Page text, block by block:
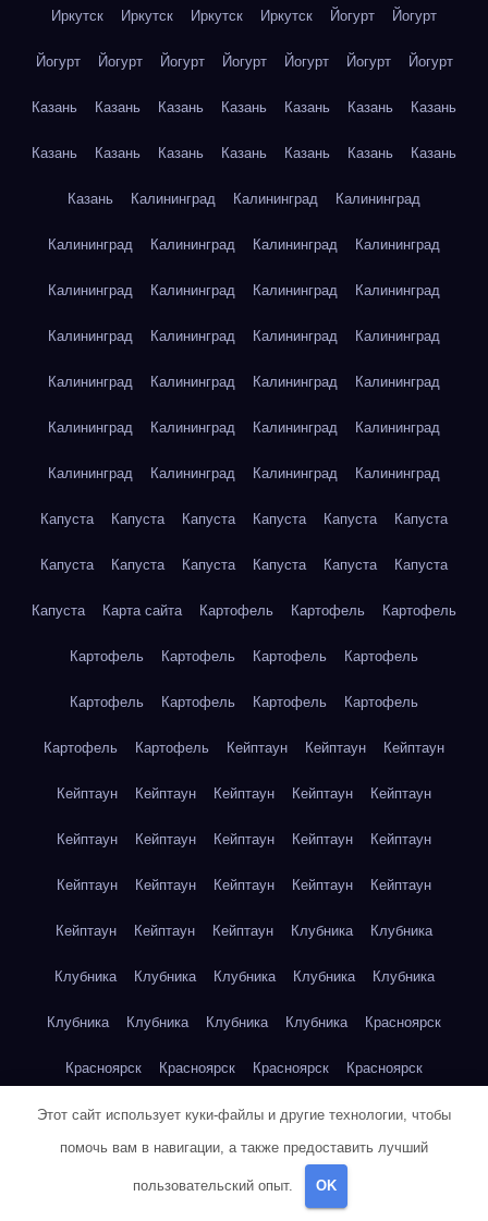
Иркутск Иркутск Иркутск Иркутск Йогурт Йогурт
Йогурт Йогурт Йогурт Йогурт Йогурт Йогурт Йогурт
Казань Казань Казань Казань Казань Казань Казань
Казань Казань Казань Казань Казань Казань Казань
Казань Калининград Калининград Калининград
Калининград Калининград Калининград Калининград
Калининград Калининград Калининград Калининград
Калининград Калининград Калининград Калининград
Калининград Калининград Калининград Калининград
Калининград Калининград Калининград Калининград
Калининград Калининград Калининград Калининград
Капуста Капуста Капуста Капуста Капуста Капуста
Капуста Капуста Капуста Капуста Капуста Капуста
Капуста Карта сайта Картофель Картофель Картофель
Картофель Картофель Картофель Картофель
Картофель Картофель Картофель Картофель
Картофель Картофель Кейптаун Кейптаун Кейптаун
Кейптаун Кейптаун Кейптаун Кейптаун Кейптаун
Кейптаун Кейптаун Кейптаун Кейптаун Кейптаун
Кейптаун Кейптаун Кейптаун Кейптаун Кейптаун
Кейптаун Кейптаун Кейптаун Клубника Клубника
Клубника Клубника Клубника Клубника Клубника
Клубника Клубника Клубника Клубника Красноярск
Красноярск Красноярск Красноярск Красноярск
Красноярск Красноярск Красноярск Красноярск
Красноярск Красноярск Красноярск
Кукуруза
Этот сайт использует куки-файлы и другие технологии, чтобы
помочь вам в навигации, а также предоставить лучший
пользовательский опыт. OK